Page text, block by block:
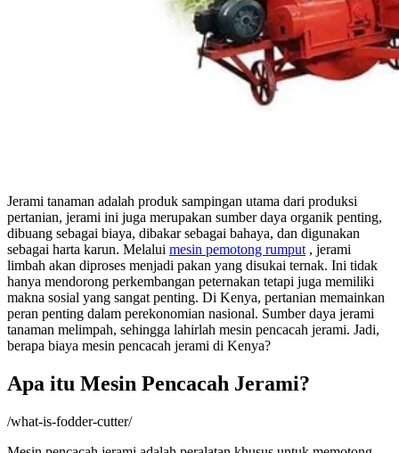
Jerami tanaman adalah produk sampingan utama dari produksi
pertanian, jerami ini juga merupakan sumber daya organik penting,
dibuang sebagai biaya, dibakar sebagai bahaya, dan digunakan
sebagai harta karun. Melalui mesin pemotong rumput , jerami
limbah akan diproses menjadi pakan yang disukai ternak. Ini tidak
hanya mendorong perkembangan peternakan tetapi juga memiliki
makna sosial yang sangat penting. Di Kenya, pertanian memainkan
peran penting dalam perekonomian nasional. Sumber daya jerami
tanaman melimpah, sehingga lahirlah mesin pencacah jerami. Jadi,
berapa biaya mesin pencacah jerami di Kenya?
Apa itu Mesin Pencacah Jerami?
/what-is-fodder-cutter/